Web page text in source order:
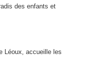
des enfants et
Léoux, accueille les